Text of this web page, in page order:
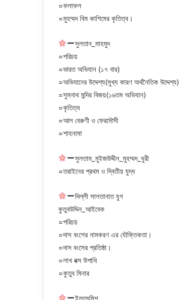
=ফলাফল
=মুহম্মদ বিম কাশিমের কৃতিত্ব।
সুলতান_মাহমুদ
=পরিচয়
=ভারত অভিযান (১৭ বার)
=অভিযানের উদ্দেশ্য(মুখ্য কারণ অর্থনৈতিক উদ্দেশ্য)
=সুমনাথ মন্দির বিজয়(১৬তম অভিযান)
=কৃতিত্ব
=আল বেরুণী ও ফেরদৌসী
=শাহনামা
সুলতাম_মুইজউদ্দীন_মুহম্মদ_ঘুরী
=তরাইনের প্রথম ও দ্বিতীয় যুদ্ধ
দিল্লী সালতানাত যুগ
কুতুবউদ্দিন_আইবেক
=পরিচয়
=দাস বংশের নামকরণ এর যৌক্তিকতা।
=দাস বংসের প্রতিষ্ঠা।
=লাখ বক্স উপাধি
=কুতুব মিনার
ইলতুৎমিশ